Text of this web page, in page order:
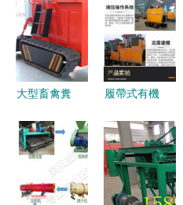
大型畜禽糞
有機廢棄物
好氧發酵的
現代化利器
履帶式有機
驕順快速發
酵條垛式履
帶翻堆機的